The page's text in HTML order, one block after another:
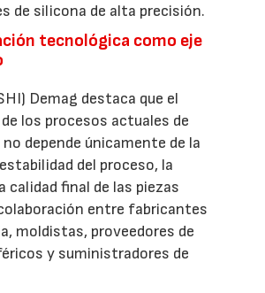
de silicona de alta precisión.
tecnológica como eje
Demag destaca que el
los procesos actuales de
depende únicamente de la
del proceso, la
calidad final de las piezas
entre fabricantes
moldistas, proveedores de
y suministradores de